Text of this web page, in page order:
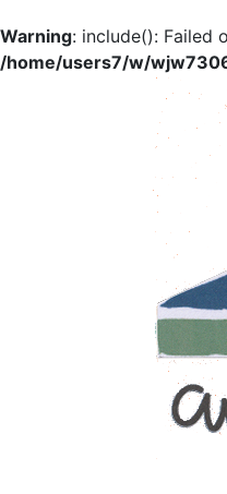
Warning: include(): Failed
/home/users7/w/